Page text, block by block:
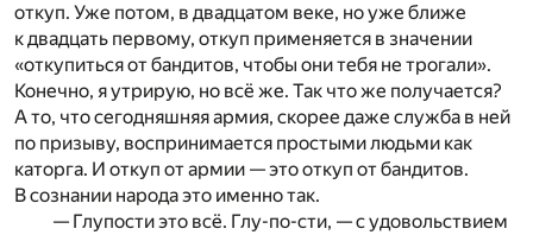
откуп. Уже потом, в двадцатом веке, но уже ближе
к двадцать первому, откуп применяется в значении
«откупиться от бандитов, чтобы они тебя не трогали».
Конечно, я утрирую, но всё же. Так что же получается?
А то, что сегодняшняя армия, скорее даже служба в ней
по призыву, воспринимается простыми людьми как
каторга. И откуп от армии — это откуп от бандитов.
В сознании народа это именно так.
— Глупости это всё. Глу-по-сти, — с удовольствием